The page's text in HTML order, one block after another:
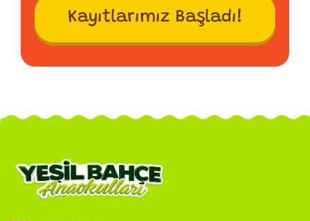
Kayıtlarımız Başladı!